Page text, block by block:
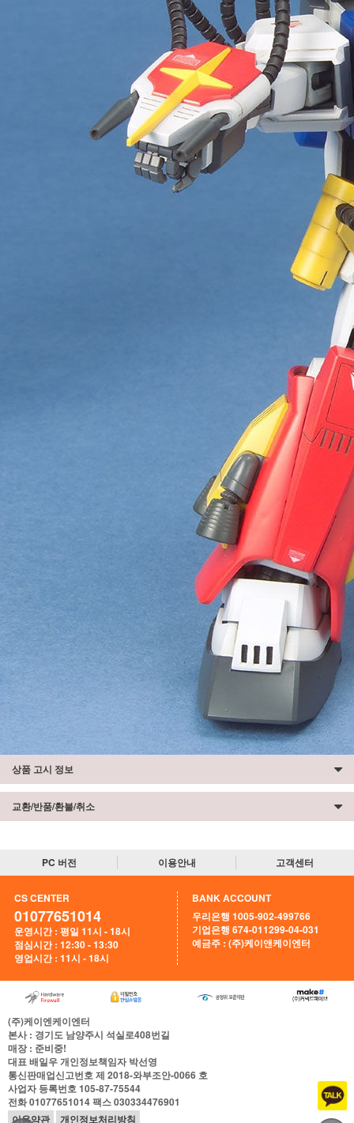
상품 고시 정보
교환/반품/환불/취소
PC 버전 이용안내 고객센터
CS CENTER
01077651014
운영시간 : 평일 11시 - 18시
점심시간 : 12:30 - 13:30
영업시간 : 11시 - 18시
BANK ACCOUNT
우리은행 1005-902-499766
기업은행 674-011299-04-031
예금주 : (주)케이앤케이엔터
(주)케이엔케이엔터
본사: 경기도 남양주시 석실로408번길
매장: 준비중!
대표배일우개인정보책임자박선영
통신판매업신고번호제 2018-와부조안-0066 호
사업자 등록번호105-87-75544
전화01077651014팩스030334476901
이용약관
개인정보처리방침